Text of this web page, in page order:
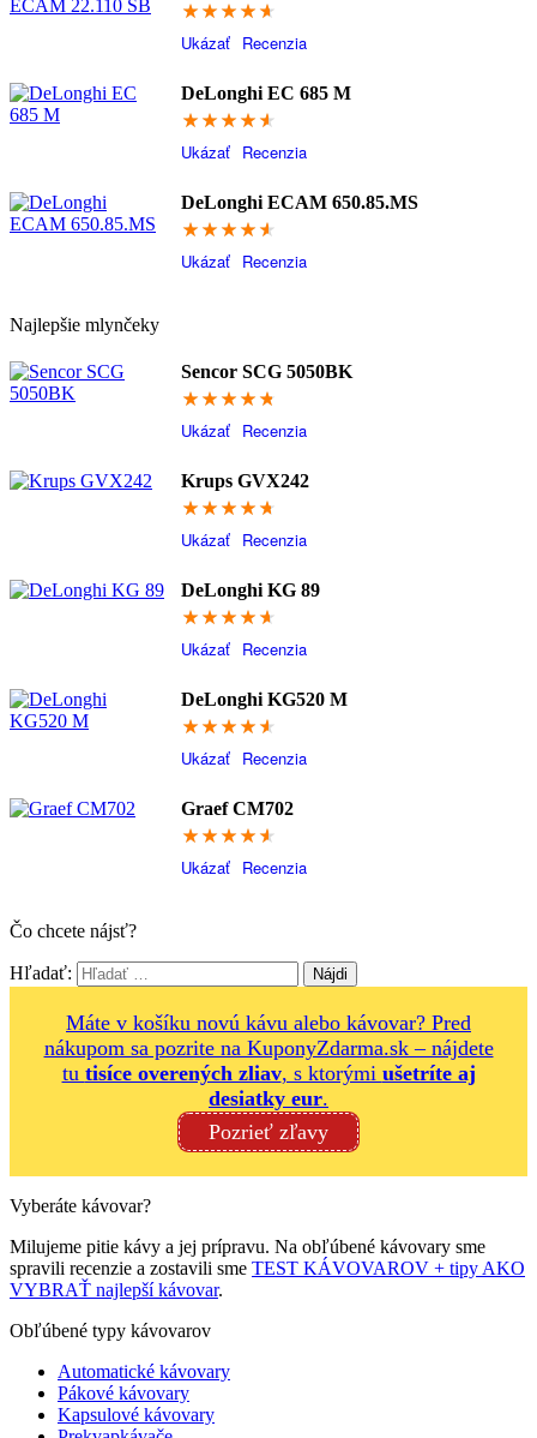
92.6
Ukázať Recenzia
DeLonghi EC 685 M
92.4
Ukázať Recenzia
DeLonghi ECAM 650.85.MS
92.4
Ukázať Recenzia
Najlepšie mlynčeky
Sencor SCG 5050BK
95
Ukázať Recenzia
Krups GVX242
94.6
Ukázať Recenzia
DeLonghi KG 89
93.2
Ukázať Recenzia
DeLonghi KG520 M
91.4
Ukázať Recenzia
Graef CM702
91.4
Ukázať Recenzia
Čo chcete nájsť?
Hľadať:
Máte v košíku novú kávu alebo kávovar? Pred
nákupom sa pozrite na KuponyZdarma.sk – nájdete
tu tisíce overených zliav, s ktorými ušetríte aj
desiatky eur.
Pozrieť zľavy
Vyberáte kávovar?
Milujeme pitie kávy a jej prípravu. Na obľúbené kávovary sme
spravili recenzie a zostavili sme TEST KÁVOVAROV + tipy AKO
VYBRAŤ najlepší kávovar.
Obľúbené typy kávovarov
Automatické kávovary
Pákové kávovary
Kapsulové kávovary